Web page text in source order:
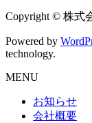
Copyright © 株式
Powered by
technology.
MENU
お知らせ
会社概要